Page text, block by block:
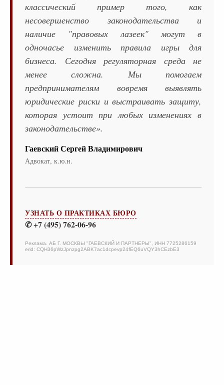
классический пример того, как
несовершенство законодательства и
наличие "правовых лазеек" могут в
одночасье изменить правила игры для
бизнеса. Сегодня регуляторная среда не
менее сложна. Мы помогаем
предпринимателям вовремя выявлять
юридические риски и выстраивать защиту,
которая устоит при любых изменениях в
законодательстве».
Гаевский Сергей Владимирович
Адвокат, к.ю.н.
УЗНАТЬ О ПРАКТИКАХ БЮРО
✆ +7 (495) 762-06-96
Реклама. АБ Г. МОСКВЫ "ГАЕВСКИЙ И ПАРТНЕРЫ", ИНН 7725286159
erid: CQH36pWzJpnzpg2ABK7ac1dcpevp24fEQ6uVQY3hCEzbE3